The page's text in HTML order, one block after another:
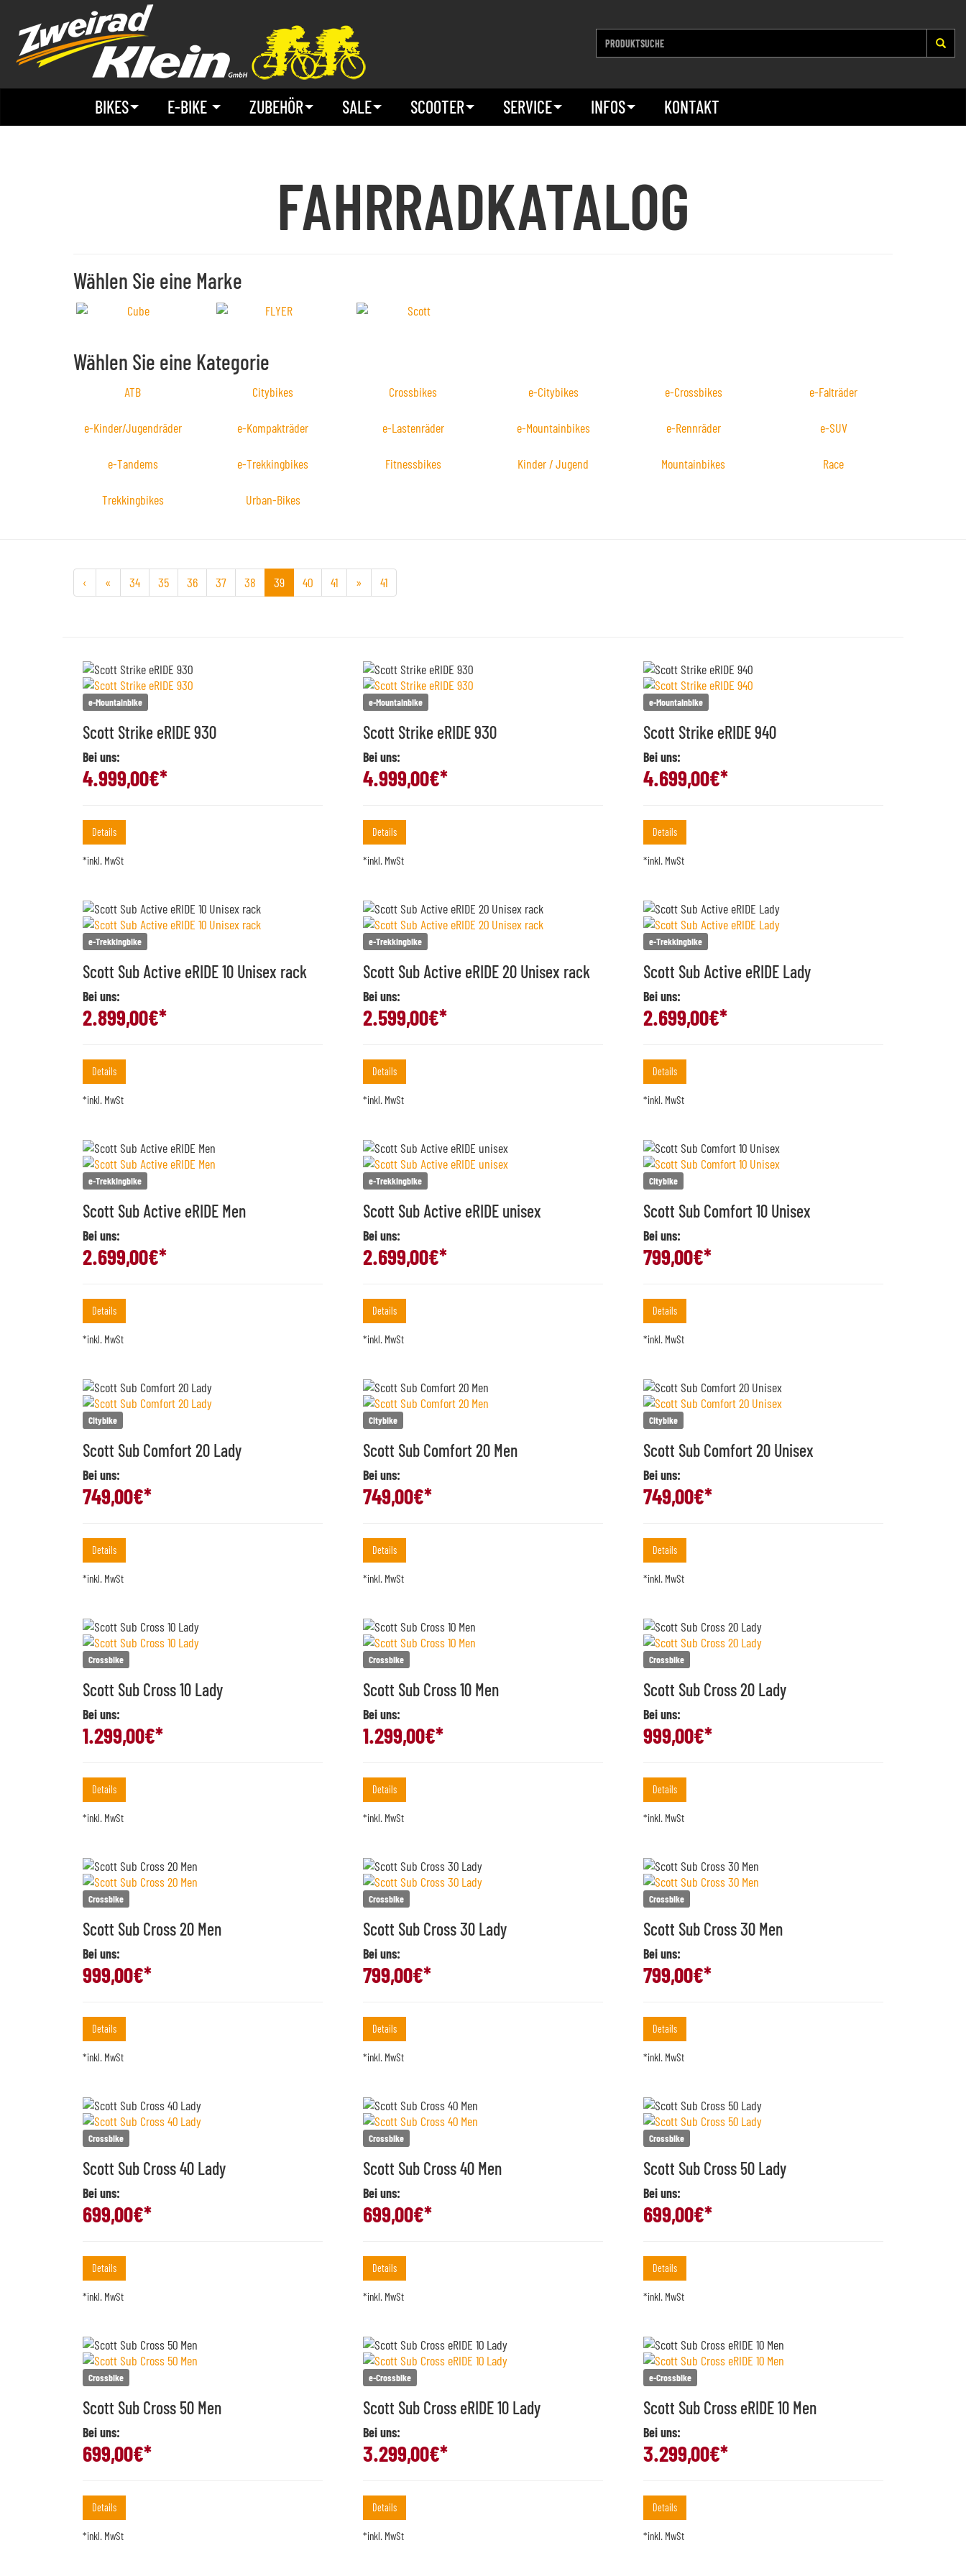
BIKES E-BIKE ZUBEHÖR SALE SCOOTER SERVICE INFOS KONTAKT
FAHRRADKATALOG
Wählen Sie eine Marke
Wählen Sie eine Kategorie
ATB Citybikes Crossbikes e-Citybikes e-Crossbikes e-Falträder
e-Kinder/Jugendräder e-Kompakträder e-Lastenräder e-Mountainbikes e-Rennräder e-SUV
e-Tandems e-Trekkingbikes Fitnessbikes Kinder / Jugend Mountainbikes Race
Trekkingbikes Urban-Bikes
‹ « 34 35 36 37 38 39 40 41 » 41
e-Mountainbike
Scott Strike eRIDE 930
Bei uns:
4.999,00€*
Details
*inkl. MwSt
e-Mountainbike
Scott Strike eRIDE 930
Bei uns:
4.999,00€*
Details
*inkl. MwSt
e-Mountainbike
Scott Strike eRIDE 940
Bei uns:
4.699,00€*
Details
*inkl. MwSt
e-Trekkingbike
Scott Sub Active eRIDE 10 Unisex rack
Bei uns:
2.899,00€*
Details
*inkl. MwSt
e-Trekkingbike
Scott Sub Active eRIDE 20 Unisex rack
Bei uns:
2.599,00€*
Details
*inkl. MwSt
e-Trekkingbike
Scott Sub Active eRIDE Lady
Bei uns:
2.699,00€*
Details
*inkl. MwSt
e-Trekkingbike
Scott Sub Active eRIDE Men
Bei uns:
2.699,00€*
Details
*inkl. MwSt
e-Trekkingbike
Scott Sub Active eRIDE unisex
Bei uns:
2.699,00€*
Details
*inkl. MwSt
Citybike
Scott Sub Comfort 10 Unisex
Bei uns:
799,00€*
Details
*inkl. MwSt
Citybike
Scott Sub Comfort 20 Lady
Bei uns:
749,00€*
Details
*inkl. MwSt
Citybike
Scott Sub Comfort 20 Men
Bei uns:
749,00€*
Details
*inkl. MwSt
Citybike
Scott Sub Comfort 20 Unisex
Bei uns:
749,00€*
Details
*inkl. MwSt
Crossbike
Scott Sub Cross 10 Lady
Bei uns:
1.299,00€*
Details
*inkl. MwSt
Crossbike
Scott Sub Cross 10 Men
Bei uns:
1.299,00€*
Details
*inkl. MwSt
Crossbike
Scott Sub Cross 20 Lady
Bei uns:
999,00€*
Details
*inkl. MwSt
Crossbike
Scott Sub Cross 20 Men
Bei uns:
999,00€*
Details
*inkl. MwSt
Crossbike
Scott Sub Cross 30 Lady
Bei uns:
799,00€*
Details
*inkl. MwSt
Crossbike
Scott Sub Cross 30 Men
Bei uns:
799,00€*
Details
*inkl. MwSt
Crossbike
Scott Sub Cross 40 Lady
Bei uns:
699,00€*
Details
*inkl. MwSt
Crossbike
Scott Sub Cross 40 Men
Bei uns:
699,00€*
Details
*inkl. MwSt
Crossbike
Scott Sub Cross 50 Lady
Bei uns:
699,00€*
Details
*inkl. MwSt
Crossbike
Scott Sub Cross 50 Men
Bei uns:
699,00€*
Details
*inkl. MwSt
e-Crossbike
Scott Sub Cross eRIDE 10 Lady
Bei uns:
3.299,00€*
Details
*inkl. MwSt
e-Crossbike
Scott Sub Cross eRIDE 10 Men
Bei uns:
3.299,00€*
Details
*inkl. MwSt